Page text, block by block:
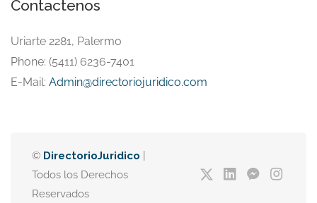
Contactenos
Uriarte 2281, Palermo
Phone: (5411) 6236-7401
E-Mail: Admin@directoriojuridico.com
© DirectorioJuridico
Todos los Derechos
Reservados